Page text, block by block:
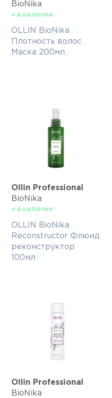
BioNika
✔ В НАЛИЧИИ
OLLIN BioNika
Плотность волос
Маска 200мл.
Ollin Professional
BioNika
✔ В НАЛИЧИИ
OLLIN BioNika
Reconstructor Флюид
реконструктор
100мл
Ollin Professional
BioNika